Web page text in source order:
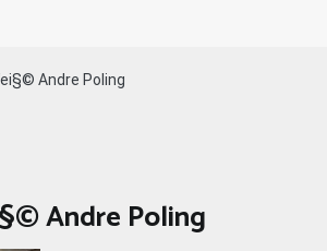
Andre Poling
Andre Poling